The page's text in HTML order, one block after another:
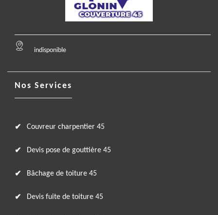
indisponible
Nos Services
Couvreur charpentier 45
Devis pose de gouttière 45
Bâchage de toiture 45
Devis fuite de toiture 45